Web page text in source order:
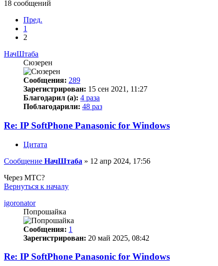
18 сообщений
Пред.
1
2
НачШтаба
Сюзерен
Сообщения: 289
Зарегистрирован: 15 сен 2021, 11:27
Благодарил (а): 4 раза
Поблагодарили: 48 раз
Re: IP SoftPhone Panasonic for Windows
Цитата
Сообщение НачШтаба » 12 апр 2024, 17:56
Через МТС?
Вернуться к началу
igoronator
Попрошайка
Сообщения: 1
Зарегистрирован: 20 май 2025, 08:42
Re: IP SoftPhone Panasonic for Windows